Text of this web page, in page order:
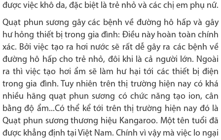
được việc khô da, đặc biệt là trẻ nhỏ và các chị em phụ nữ.
Quạt phun sương gây các bệnh về đường hô hấp và gây
hư hỏng thiết bị trong gia đình: Điều này hoàn toàn chính
xác. Bởi việc tạo ra hơi nước sẽ rất dễ gây ra các bệnh về
đường hô hấp cho trẻ nhỏ, đôi khi là cả người lớn. Ngoài
ra thì việc tạo hơi ẩm sẽ làm hư hại tới các thiết bị điện
trong gia đình. Tuy nhiên trên thị trường hiện nay có khá
nhiều hãng quạt phun sương có chức năng tạo ion, cân
bằng độ ẩm...Có thể kể tới trên thị trường hiện nay đó là
Quạt phun sương thương hiệu Kangaroo. Một tên tuổi đã
được khẳng định tại Việt Nam. Chính vì vậy mà việc lo ngại